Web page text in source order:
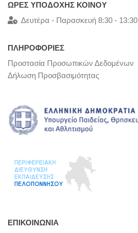
ΩΡΕΣ ΥΠΟΔΟΧΗΣ ΚΟΙΝΟΥ
Δευτέρα - Παρασκευή 8:30 - 13:30
ΠΛΗΡΟΦΟΡΙΕΣ
Προστασία Προσωπικών Δεδομένων
Δήλωση Προσβασιμότητας
ΕΠΙΚΟΙΝΩΝΊΑ